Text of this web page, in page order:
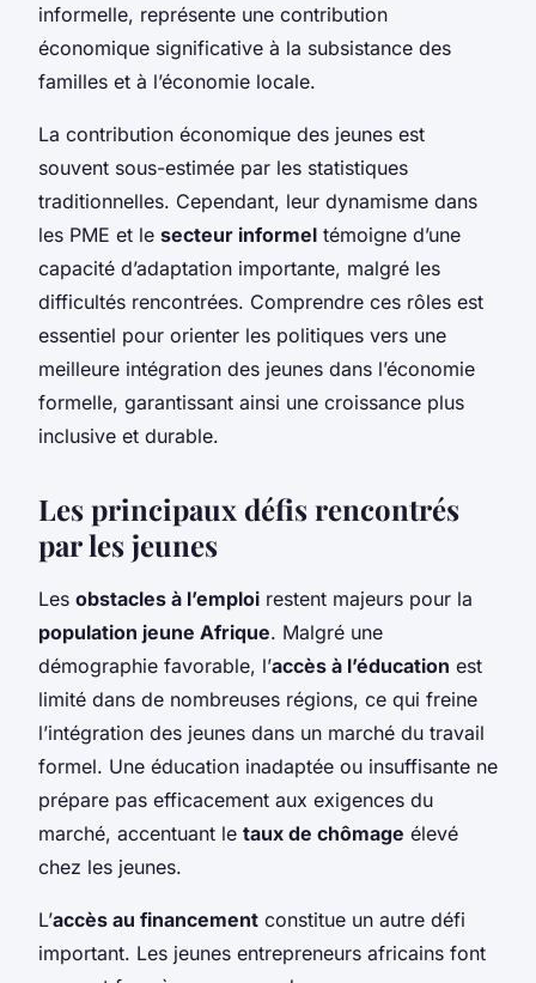
informelle, représente une contribution
économique significative à la subsistance des
familles et à l’économie locale.
La contribution économique des jeunes est
souvent sous-estimée par les statistiques
traditionnelles. Cependant, leur dynamisme dans
les PME et le secteur informel témoigne d’une
capacité d’adaptation importante, malgré les
difficultés rencontrées. Comprendre ces rôles est
essentiel pour orienter les politiques vers une
meilleure intégration des jeunes dans l’économie
formelle, garantissant ainsi une croissance plus
inclusive et durable.
Les principaux défis rencontrés
par les jeunes
Les obstacles à l’emploi restent majeurs pour la
population jeune Afrique. Malgré une
démographie favorable, l’accès à l’éducation est
limité dans de nombreuses régions, ce qui freine
l’intégration des jeunes dans un marché du travail
formel. Une éducation inadaptée ou insuffisante ne
prépare pas efficacement aux exigences du
marché, accentuant le taux de chômage élevé
chez les jeunes.
L’accès au financement constitue un autre défi
important. Les jeunes entrepreneurs africains font